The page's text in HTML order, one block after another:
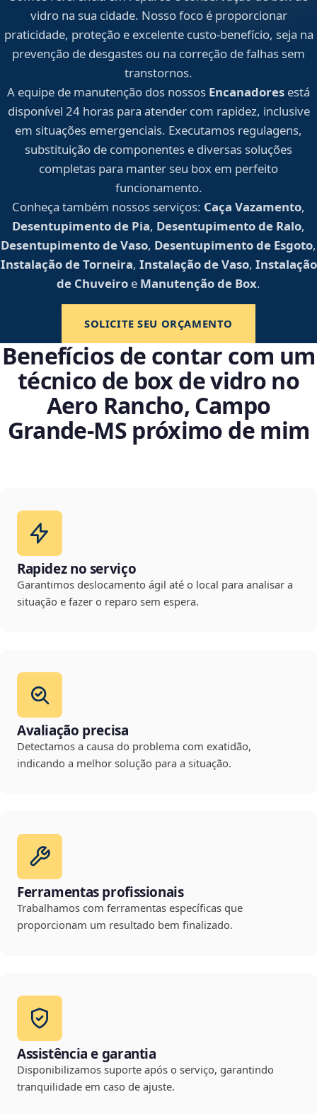
vidro na sua cidade. Nosso foco é proporcionar
praticidade, proteção e excelente custo-benefício, seja na
prevenção de desgastes ou na correção de falhas sem
transtornos.
A equipe de manutenção dos nossos Encanadores está
disponível 24 horas para atender com rapidez, inclusive
em situações emergenciais. Executamos regulagens,
substituição de componentes e diversas soluções
completas para manter seu box em perfeito
funcionamento.
Conheça também nossos serviços: Caça Vazamento,
Desentupimento de Pia, Desentupimento de Ralo,
Desentupimento de Vaso, Desentupimento de Esgoto,
Instalação de Torneira, Instalação de Vaso, Instalação
de Chuveiro e Manutenção de Box.
SOLICITE SEU ORÇAMENTO
Benefícios de contar com um
técnico de box de vidro no
Aero Rancho, Campo
Grande‑MS próximo de mim
Rapidez no serviço
Garantimos deslocamento ágil até o local para analisar a
situação e fazer o reparo sem espera.
Avaliação precisa
Detectamos a causa do problema com exatidão,
indicando a melhor solução para a situação.
Ferramentas profissionais
Trabalhamos com ferramentas específicas que
proporcionam um resultado bem finalizado.
Assistência e garantia
Disponibilizamos suporte após o serviço, garantindo
tranquilidade em caso de ajuste.